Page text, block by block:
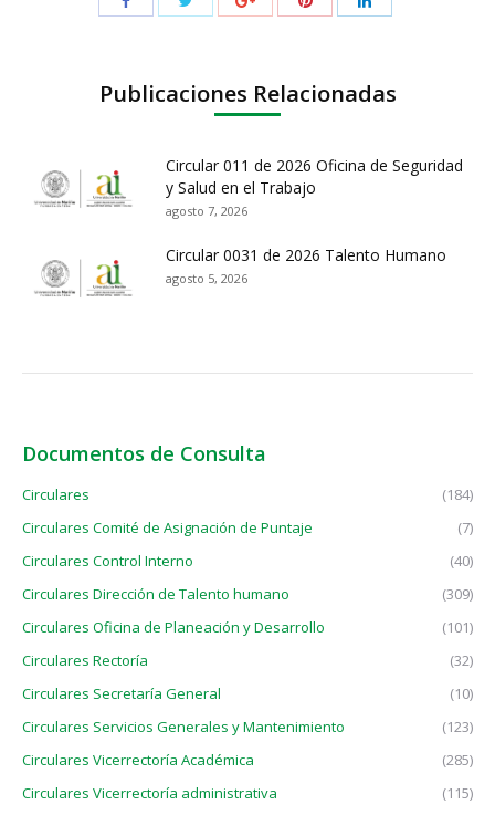
Publicaciones Relacionadas
Circular 011 de 2026 Oficina de Seguridad
y Salud en el Trabajo
agosto 7, 2026
Circular 0031 de 2026 Talento Humano
agosto 5, 2026
Documentos de Consulta
Circulares
(184)
Circulares Comité de Asignación de Puntaje
(7)
Circulares Control Interno
(40)
Circulares Dirección de Talento humano
(309)
Circulares Oficina de Planeación y Desarrollo
(101)
Circulares Rectoría
(32)
Circulares Secretaría General
(10)
Circulares Servicios Generales y Mantenimiento
(123)
Circulares Vicerrectoría Académica
(285)
Circulares Vicerrectoría administrativa
(115)